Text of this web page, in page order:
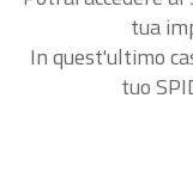
tua
In quest'ultimo
tuo